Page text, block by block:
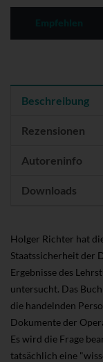
Beschreibung
Rezensionen
Autoreninfo
Downloads
Holger Richter hat
Staatssicherheit der
Ergebnisse des
untersucht. Das
die handelnden
Dokumente der
Es wird die Frage
tatsächlich eine